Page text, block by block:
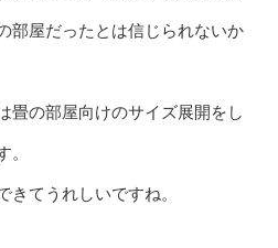
部屋だったとは信じられないか
畳の部屋向けのサイズ展開をし
。
きてうれしいですね。